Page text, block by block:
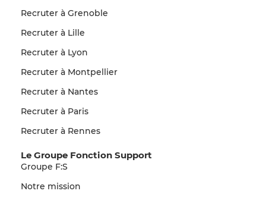
Recruter à Grenoble
Recruter à Lille
Recruter à Lyon
Recruter à Montpellier
Recruter à Nantes
Recruter à Paris
Recruter à Rennes
Le Groupe Fonction Support
Groupe F:S
Notre mission